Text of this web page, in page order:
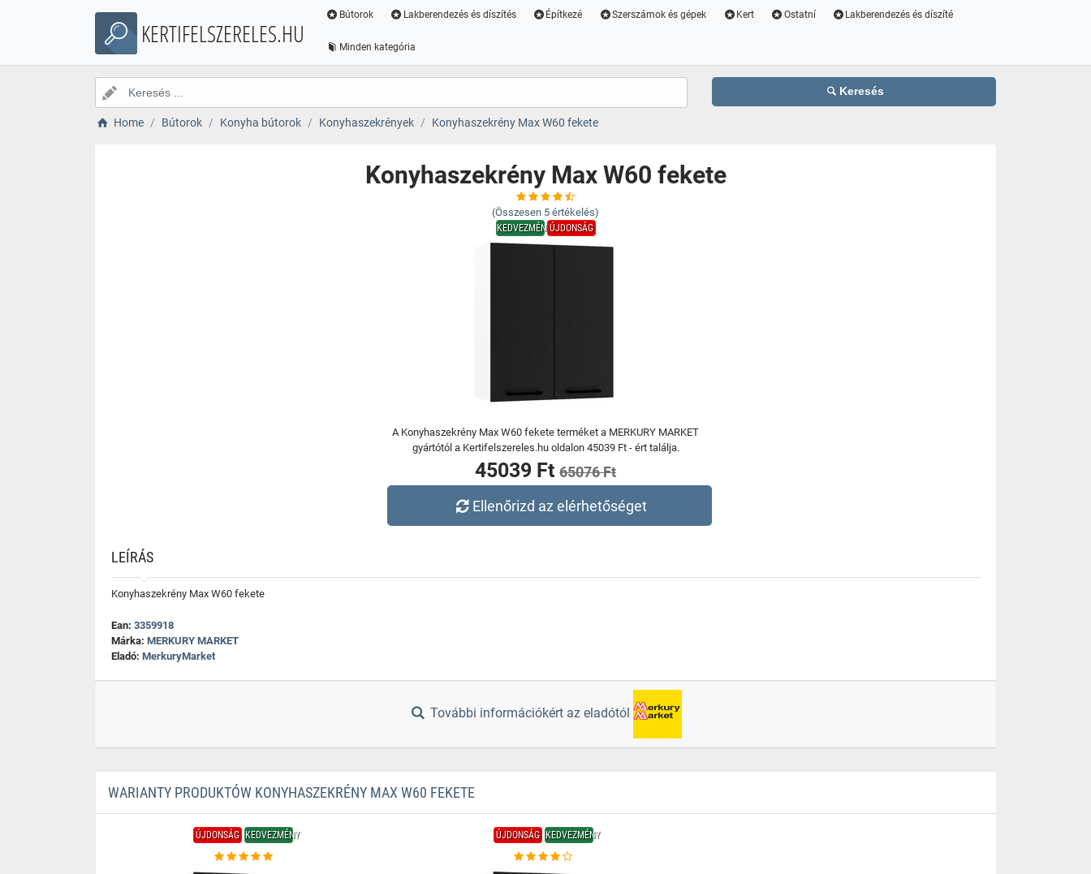
KERTIFELSZERELES.HU
Bútorok Lakberendezés és díszítés Építkezé Szerszámok és gépek Kert Ostatní Lakberendezés és díszíté
Minden kategória
Keresés
Home Bútorok Konyha bútorok Konyhaszekrények Konyhaszekrény Max W60 fekete
Konyhaszekrény Max W60 fekete
(Összesen 5 értékelés)
KEDVEZMÉNYÚJDONSÁG
A Konyhaszekrény Max W60 fekete terméket a MERKURY MARKET
gyártótól a Kertifelszereles.hu oldalon 45039 Ft - ért találja.
45039 Ft 65076 Ft
Ellenőrizd az elérhetőséget
LEÍRÁS
Konyhaszekrény Max W60 fekete
Ean: 3359918
Márka: MERKURY MARKET
Eladó: MerkuryMarket
További információkért az eladótól
WARIANTY PRODUKTÓW KONYHASZEKRÉNY MAX W60 FEKETE
ÚJDONSÁG KEDVEZMÉNY ÚJDONSÁG KEDVEZMÉNY